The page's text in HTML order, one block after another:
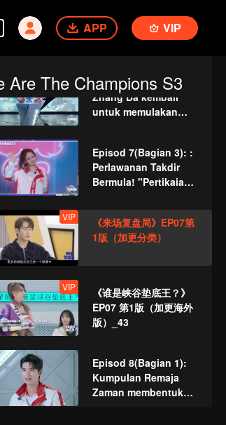
APP VIP
Are The Champions S3
"Perang balas
dendam" Zhou Keyu
Episod 7(Bagian 2):
Zhang Da kembali
untuk memulakan
Zhou Zhennan
dengan wajah
terbuka!
Episod 7(Bagian 3): :
Perlawanan Takdir
Bermula! "Pertikaian"
hyun meletus di
arena?
VIP
《来场复盘局》EP07第
1版（加更分类）
VIP
《谁是峡谷垫底王？》
EP07 第1版（加更海外
版）_43
Episod 8(Bagian 1):
Kumpulan Remaja
Zaman membentuk